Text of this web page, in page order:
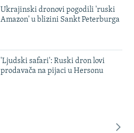
Ukrajinski dronovi pogodili 'ruski
Amazon' u blizini Sankt Peterburga
'Ljudski safari': Ruski dron lovi
prodavača na pijaci u Hersonu